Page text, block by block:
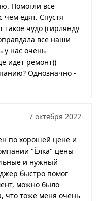
Помогли все
чем едят. Спустя
такое чудо (гирлянду
все наши
у нас очень
идет ремонт))
Однозначно -
7 октября 2022
по хорошей цене и
"Ёлка" цены
и нужный
быстро помог
можно было
что тоже меня очень